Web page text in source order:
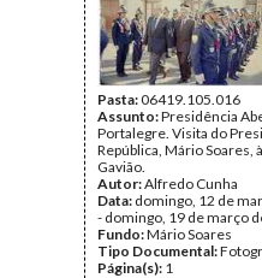
Pasta:06419.105.016
Assunto:Presidência
Portalegre. Visita do
República, Mário Soares,
Gavião.
Autor:Alfredo Cunha
Data: domingo, 12 de
- domingo, 19 de março
Fundo:Mário Soares
Tipo Documental:
Página(s): 1